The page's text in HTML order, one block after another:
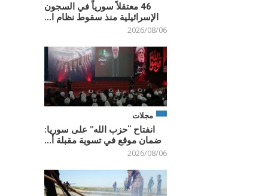
46 معتقلاً سورياً في السجون
الإسرائيلية منذ سقوط نظام ا...
2026/08/06
مجلات
انفتاح “حزب الله” على سوريا:
ضمان موقع في تسوية مقبلة أ...
2026/08/06